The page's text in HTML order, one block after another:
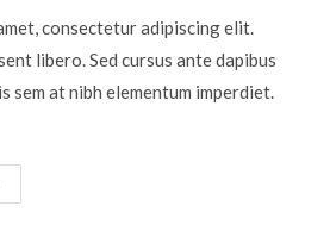
consectetur adipiscing elit.
libero. Sed cursus ante dapibus
sem at nibh elementum imperdiet.